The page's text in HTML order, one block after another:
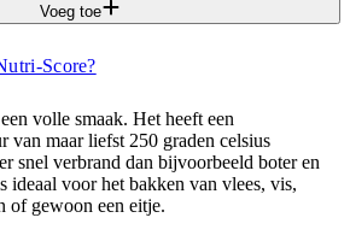
Voeg toe
Score?
volle smaak. Het heeft een
van maar liefst 250 graden celsius
snel verbrand dan bijvoorbeeld boter en
ideaal voor het bakken van vlees, vis,
of gewoon een eitje.